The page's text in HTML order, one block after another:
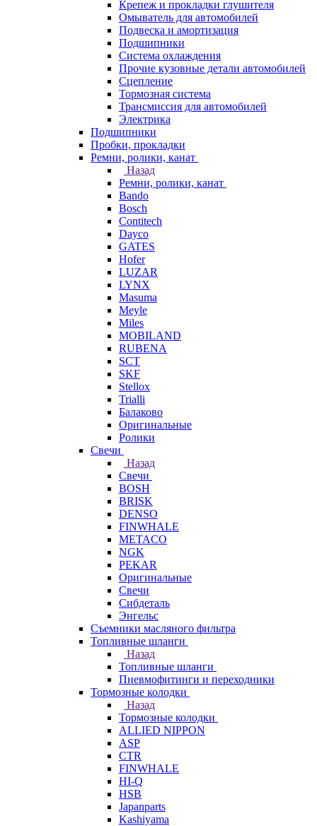
Крепеж и прокладки глушителя
Омыватель для автомобилей
Подвеска и амортизация
Подшипники
Система охлаждения
Прочие кузовные детали автомобилей
Сцепление
Тормозная система
Трансмиссия для автомобилей
Электрика
Подшипники
Пробки, прокладки
Ремни, ролики, канат
Назад
Ремни, ролики, канат
Bando
Bosch
Contitech
Dayco
GATES
Hofer
LUZAR
LYNX
Masuma
Meyle
Miles
MOBILAND
RUBENA
SCT
SKF
Stellox
Trialli
Балаково
Оригинальные
Ролики
Свечи
Назад
Свечи
BOSH
BRISK
DENSO
FINWHALE
METACO
NGK
PEKAR
Оригинальные
Свечи
Сибдеталь
Энгельс
Съемники масляного фильтра
Топливные шланги
Назад
Топливные шланги
Пневмофитинги и переходники
Тормозные колодки
Назад
Тормозные колодки
ALLIED NIPPON
ASP
CTR
FINWHALE
HI-Q
HSB
Japanparts
Kashiyama